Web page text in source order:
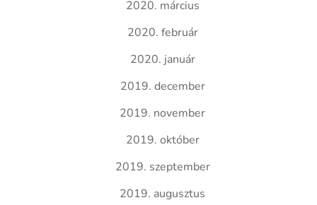
2020. március
2020. február
2020. január
2019. december
2019. november
2019. október
2019. szeptember
2019. augusztus